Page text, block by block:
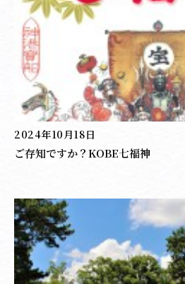
2024年10月18日
ご存知ですか？KOBE七福神